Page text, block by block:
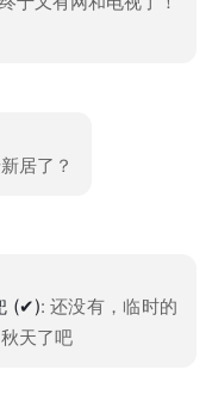
居了？
(✔): 还没有，临时的
天了吧